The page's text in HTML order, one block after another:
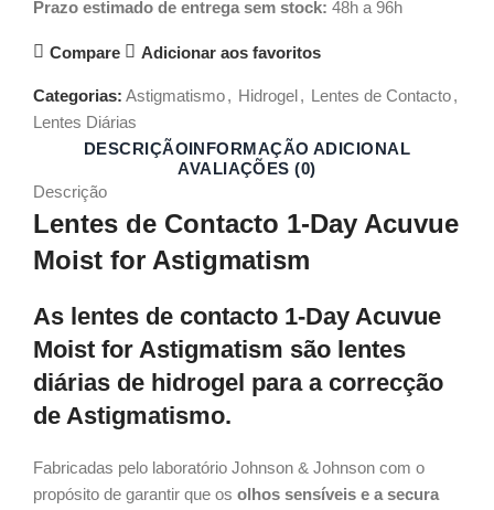
Prazo estimado de entrega sem stock: 48h a 96h
Compare Adicionar aos favoritos
Categorias: Astigmatismo, Hidrogel, Lentes de Contacto,
Lentes Diárias
DESCRIÇÃOINFORMAÇÃO ADICIONAL
AVALIAÇÕES (0)
Descrição
Lentes de Contacto 1-Day Acuvue
Moist for Astigmatism
As lentes de contacto 1-Day Acuvue
Moist for Astigmatism são lentes
diárias de hidrogel para a correcção
de Astigmatismo.
Fabricadas pelo laboratório Johnson & Johnson com o
propósito de garantir que os olhos sensíveis e a secura